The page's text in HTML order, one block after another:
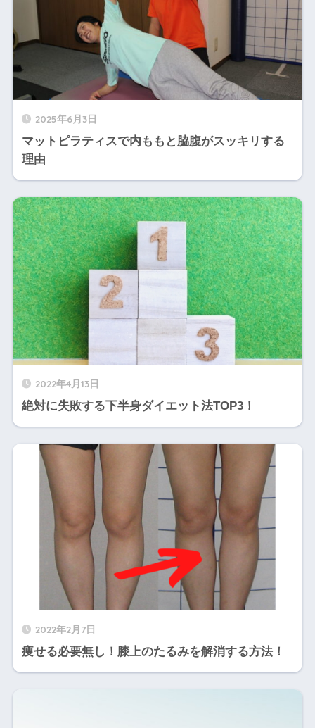
2025年6月3日
マットピラティスで内ももと脇腹がスッキリする
理由
2022年4月13日
絶対に失敗する下半身ダイエット法TOP3！
2022年2月7日
痩せる必要無し！膝上のたるみを解消する方法！